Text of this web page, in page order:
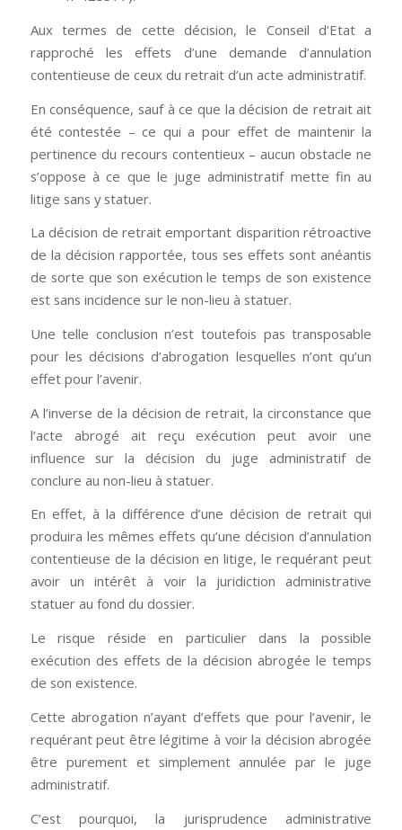
Aux termes de cette décision, le Conseil d’Etat a
rapproché les effets d’une demande d’annulation
contentieuse de ceux du retrait d’un acte administratif.
En conséquence, sauf à ce que la décision de retrait ait
été contestée – ce qui a pour effet de maintenir la
pertinence du recours contentieux – aucun obstacle ne
s’oppose à ce que le juge administratif mette fin au
litige sans y statuer.
La décision de retrait emportant disparition rétroactive
de la décision rapportée, tous ses effets sont anéantis
de sorte que son exécution le temps de son existence
est sans incidence sur le non-lieu à statuer.
Une telle conclusion n’est toutefois pas transposable
pour les décisions d’abrogation lesquelles n’ont qu’un
effet pour l’avenir.
A l’inverse de la décision de retrait, la circonstance que
l’acte abrogé ait reçu exécution peut avoir une
influence sur la décision du juge administratif de
conclure au non-lieu à statuer.
En effet, à la différence d’une décision de retrait qui
produira les mêmes effets qu’une décision d’annulation
contentieuse de la décision en litige, le requérant peut
avoir un intérêt à voir la juridiction administrative
statuer au fond du dossier.
Le risque réside en particulier dans la possible
exécution des effets de la décision abrogée le temps
de son existence.
Cette abrogation n’ayant d’effets que pour l’avenir, le
requérant peut être légitime à voir la décision abrogée
être purement et simplement annulée par le juge
administratif.
C’est pourquoi, la jurisprudence administrative